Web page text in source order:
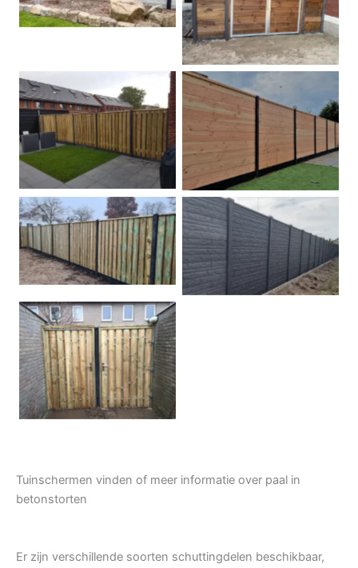
Dubbele poort
Betonpalen schutting Douglas
Hout beton schuttingen Rots motief antraciet
Tuindeur grenen
Tuinschermen vinden of meer informatie over paal in
betonstorten
Er zijn verschillende soorten schuttingdelen beschikbaar,